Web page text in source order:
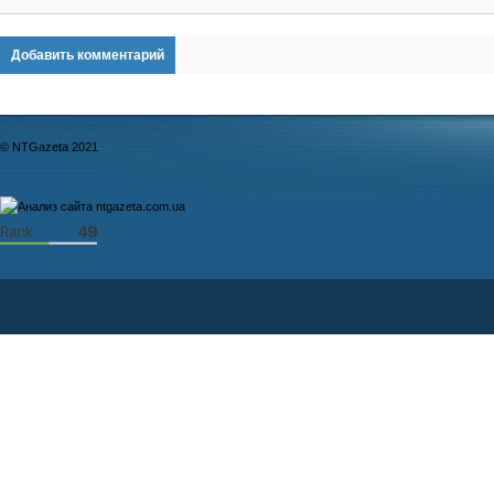
Добавить комментарий
© NTGazeta 2021